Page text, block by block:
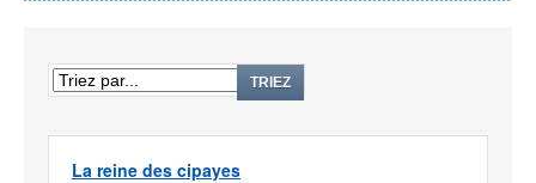
TRIEZ
La reine des cipayes